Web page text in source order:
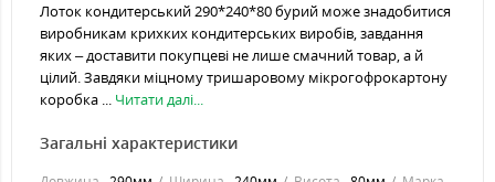
Лоток кондитерський 290*240*80 бурий може знадобитися
виробникам крихких кондитерських виробів, завдання
яких – доставити покупцеві не лише смачний товар, а й
цілий. Завдяки міцному тришаровому мікрогофрокартону
коробка ... Читати далі...
Загальні характеристики